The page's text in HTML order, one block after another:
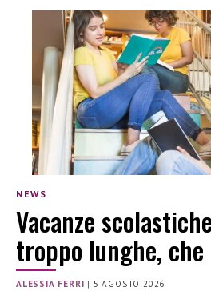
NEWS
Vacanze
troppo lunghe,
ALESSIA FERRI | 5 AGOSTO 2026